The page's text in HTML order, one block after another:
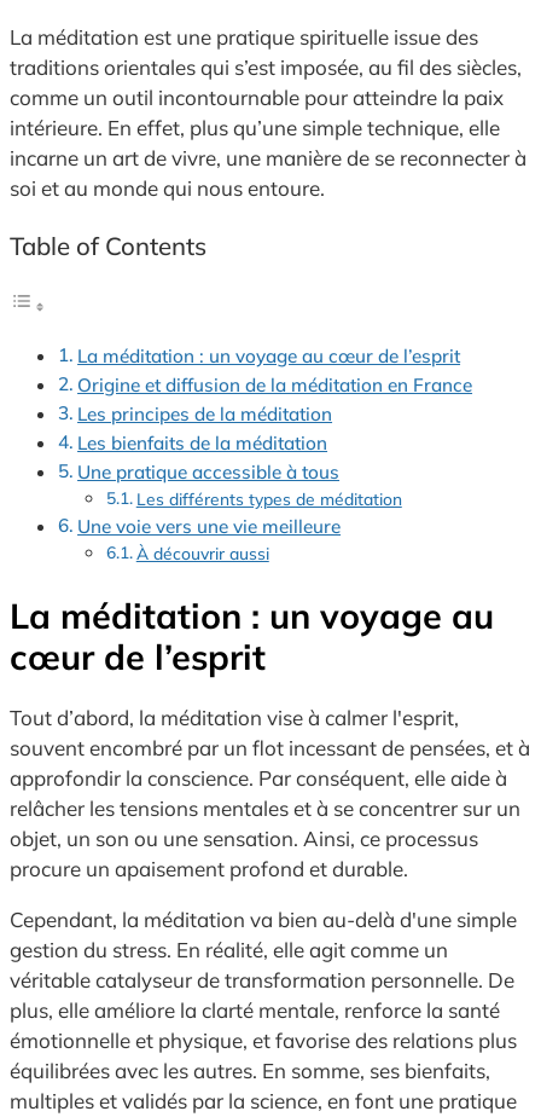
La méditation est une pratique spirituelle issue des
traditions orientales qui s’est imposée, au fil des siècles,
comme un outil incontournable pour atteindre la paix
intérieure. En effet, plus qu’une simple technique, elle
incarne un art de vivre, une manière de se reconnecter à
soi et au monde qui nous entoure.
Table of Contents
La méditation : un voyage au cœur de l’esprit
Origine et diffusion de la méditation en France
Les principes de la méditation
Les bienfaits de la méditation
Une pratique accessible à tous
Les différents types de méditation
Une voie vers une vie meilleure
À découvrir aussi
La méditation : un voyage au
cœur de l’esprit
Tout d’abord, la méditation vise à calmer l'esprit,
souvent encombré par un flot incessant de pensées, et à
approfondir la conscience. Par conséquent, elle aide à
relâcher les tensions mentales et à se concentrer sur un
objet, un son ou une sensation. Ainsi, ce processus
procure un apaisement profond et durable.
Cependant, la méditation va bien au-delà d'une simple
gestion du stress. En réalité, elle agit comme un
véritable catalyseur de transformation personnelle. De
plus, elle améliore la clarté mentale, renforce la santé
émotionnelle et physique, et favorise des relations plus
équilibrées avec les autres. En somme, ses bienfaits,
multiples et validés par la science, en font une pratique